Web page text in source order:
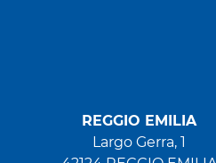
REGGIO EMILIA
Largo Gerra, 1